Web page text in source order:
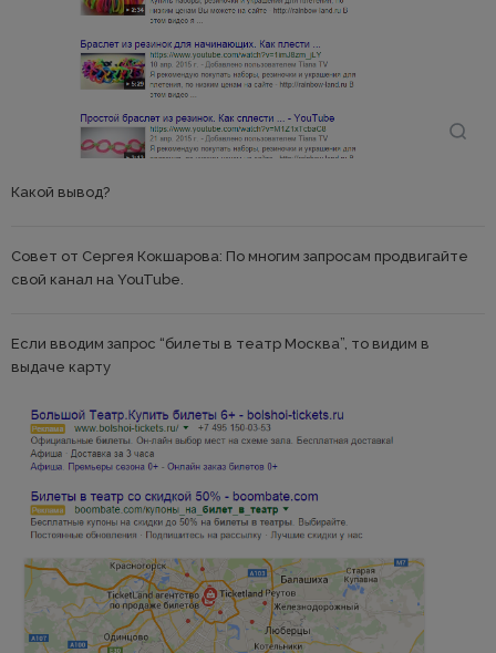
Какой вывод?
Совет от Сергея Кокшарова: По многим запросам продвигайте
свой канал на YouTube.
Если вводим запрос “билеты в театр Москва”, то видим в
выдаче карту